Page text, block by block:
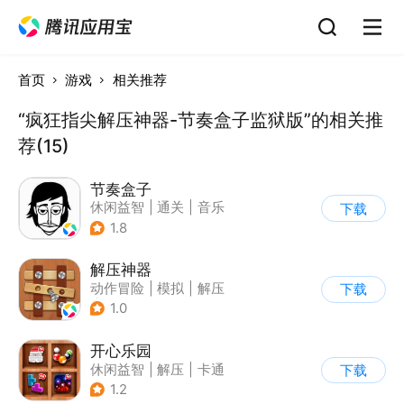
首页 游戏 相关推荐
“疯狂指尖解压神器-节奏盒子监狱版”的相关推
荐(15)
节奏盒子
休闲益智 通关
音乐
1.8
下载
解压神器
动作冒险 模拟
解压
| 像素风
1.0
下载
开心乐园
休闲益智 解压
卡通
1.2
下载